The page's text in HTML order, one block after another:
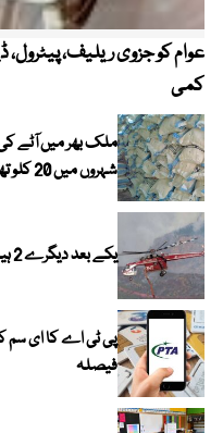
عوام کو جزوی ریلیف،
کمی
ملک بھر میں آٹے
شہروں میں 20 کلو تھیلا 100 روپے تک مہنگا
یکے بعد دیگرے 2 ہیلی کاپٹر گر کر تباہ؛ متعدد ہلاکتیں
پی ٹی اے کا ای سم
فیصلہ